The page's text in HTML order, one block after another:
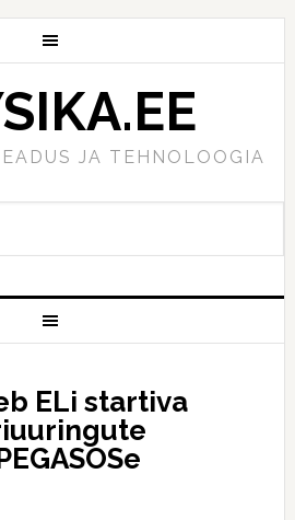
JA TEHNOLOOGIA
ELi startiva